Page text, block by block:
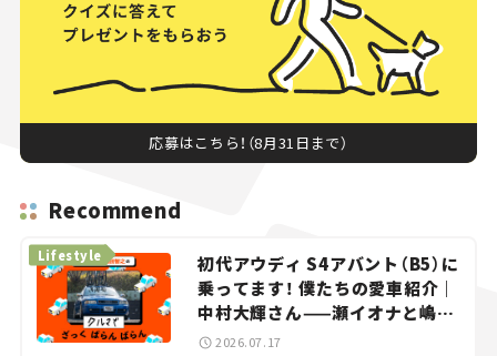
応募はこちら！（8月31日まで）
Recommend
初代アウディ S4アバント（B5）に
乗ってます！ 僕たちの愛車紹介｜
中村大輝さん——瀬イオナと嶋田
智之の「クルマでざっくばらんば
Lifestyle
2026.07.17